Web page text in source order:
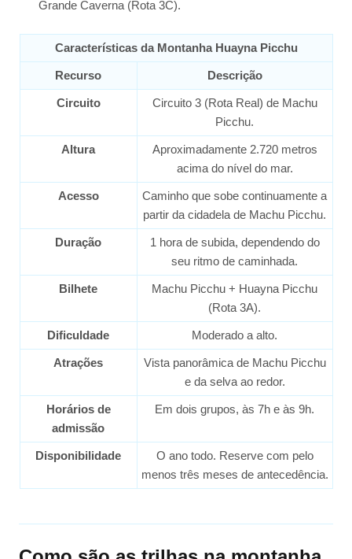
Grande Caverna (Rota 3C).
Características da Montanha Huayna Picchu
Recurso Descrição
Circuito
Circuito 3 (Rota Real) de Machu
Picchu.
Altura
Aproximadamente 2.720 metros
acima do nível do mar.
Acesso
Caminho que sobe continuamente a
partir da cidadela de Machu Picchu.
Duração
1 hora de subida, dependendo do
seu ritmo de caminhada.
Bilhete
Machu Picchu + Huayna Picchu
(Rota 3A).
Dificuldade Moderado a alto.
Atrações
Vista panorâmica de Machu Picchu
e da selva ao redor.
Horários de
admissão
Em dois grupos, às 7h e às 9h.
Disponibilidade
O ano todo. Reserve com pelo
menos três meses de antecedência.